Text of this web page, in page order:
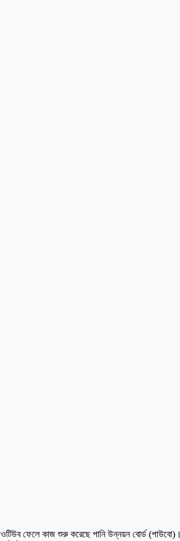
ফেলে কাজ শুরু করেছে পানি উন্নয়ন বোর্ড (পাউবো)।